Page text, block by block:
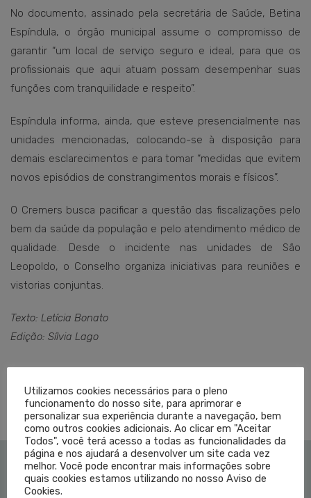
No documento, assinado pela secretária de Saúde, Betina
Espíndula, o órgão municipal assume o compromisso de
garantir “um local de serviço seguro e ideal, para que os
profissionais que aqui atuam possam desempenhar suas
funções com tranquilidade e respeito”.
Espíndula informa, ainda, que esteve presencialmente nas
unidades mencionadas, colocando-se à disposição para
demais esclarecimentos e para tomar “medidas que evitem
novos episódios de constrangimentos morais e físicos”.
O Cremers busca pacificar a questão das fiscalizações pelo
bem da saúde da população e pelo atendimento médico de
qualidade. Desde o incidente nas unidades de São
Leopoldo, o Conselho organiza iniciativas para reuniões e
vistorias conjuntas.
Texto: Letícia Bonato
Edição: Sílvia Lago
TAGGED EM: ATENDIMENTO MÉDICO,NOVO HAMBURGO,SEGURANÇA
Institucional
Utilizamos cookies necessários para o pleno
funcionamento do nosso site, para aprimorar e
personalizar sua experiência durante a navegação, bem
como outros cookies adicionais. Ao clicar em "Aceitar
Todos", você terá acesso a todas as funcionalidades da
página e nos ajudará a desenvolver um site cada vez
melhor. Você pode encontrar mais informações sobre
quais cookies estamos utilizando no nosso Aviso de
Cookies.